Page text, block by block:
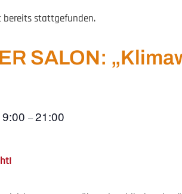
bereits stattgefunden.
SALON:
–21:00